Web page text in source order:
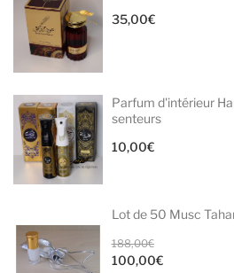
69,00€.
35,00€
Parfum d'intérieur
senteurs
10,00€
Lot de 50 Musc
188,00€
prix
100,00€